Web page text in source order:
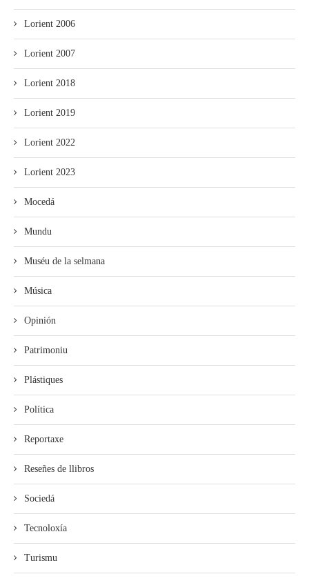
Lorient 2006
Lorient 2007
Lorient 2018
Lorient 2019
Lorient 2022
Lorient 2023
Mocedá
Mundu
Muséu de la selmana
Música
Opinión
Patrimoniu
Plástiques
Política
Reportaxe
Reseñes de llibros
Sociedá
Tecnoloxía
Turismu